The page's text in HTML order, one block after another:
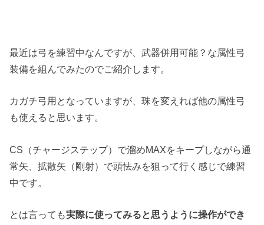
最近は弓を練習中なんですが、武器併用可能？な属性弓
装備を組んでみたのでご紹介します。
カガチ弓用となっていますが、珠を変えれば他の属性弓
も使えると思います。
CS（チャージステップ）で溜めMAXをキープしながら通
常矢、拡散矢（剛射）で頭怯みを狙って行く感じで練習
中です。
とは言っても実際に使ってみると思うように操作ができ